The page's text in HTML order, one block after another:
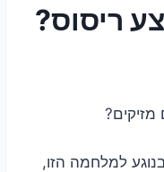
ריסוס?
למלחמה הזו,